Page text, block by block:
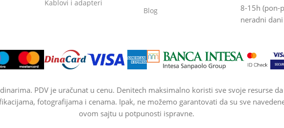
Kablovi i adapteri
Blog
8-15h (pon-
neradni
PDV je uračunat u cenu. Denitech maksimalno koristi sve svoje resurse
fotografijama i cenama. Ipak, ne možemo garantovati da su sve
ovom sajtu u potpunosti ispravne.